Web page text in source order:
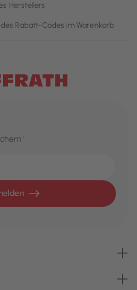
Herstellers
Rabatt-Codes im Warenkorb